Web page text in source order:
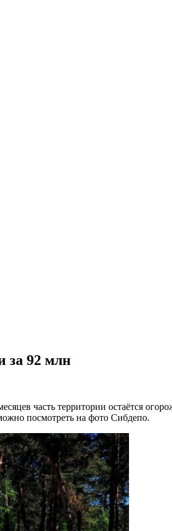
за 92 млн
часть территории остаётся
посмотреть на фото Сибдепо.